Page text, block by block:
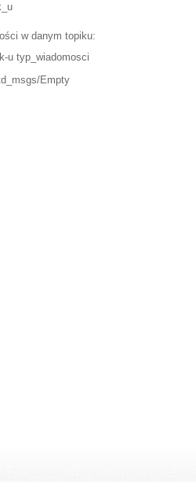
w danym topiku:
u typ_wiadomosci
Empty